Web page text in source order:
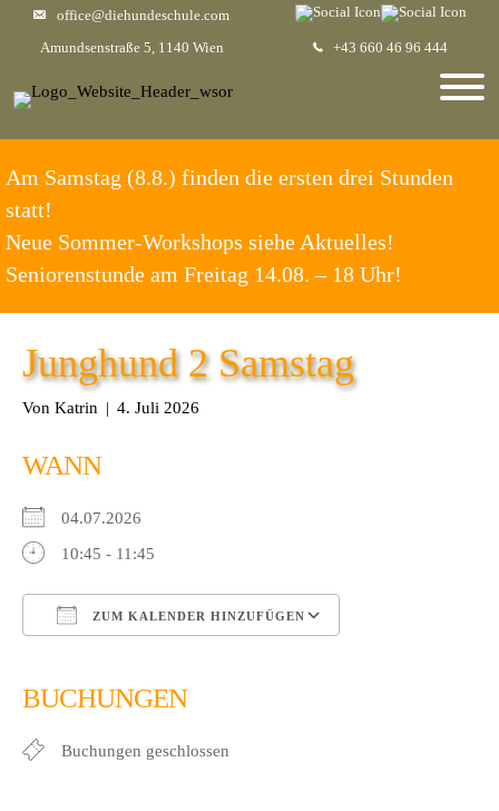
office@diehundeschule.com
+43 660 46 96 444
Amundsenstraße 5, 1140 Wien
Am Samstag (8.8.) finden die ersten drei Stunden
statt!
Neue Sommer-Workshops siehe Aktuelles!
Seniorenstunde am Freitag 14.08. – 18 Uhr!
Junghund 2 Samstag
Von Katrin | 4. Juli 2026
WANN
04.07.2026
10:45 - 11:45
ZUM KALENDER HINZUFÜGEN
BUCHUNGEN
Buchungen geschlossen